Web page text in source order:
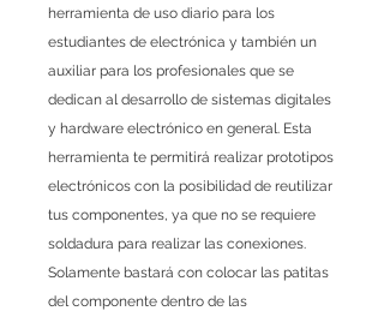
herramienta de uso diario para los
estudiantes de electrónica y también un
auxiliar para los profesionales que se
dedican al desarrollo de sistemas digitales
y hardware electrónico en general. Esta
herramienta te permitirá realizar prototipos
electrónicos con la posibilidad de reutilizar
tus componentes, ya que no se requiere
soldadura para realizar las conexiones.
Solamente bastará con colocar las patitas
del componente dentro de las